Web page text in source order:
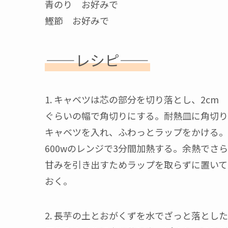
青のり お好みで
鰹節 お好みで
——レシピ——
1. キャベツは芯の部分を切り落とし、2cm
ぐらいの幅で角切りにする。耐熱皿に角切り
キャベツを入れ、ふわっとラップをかける。
600wのレンジで3分間加熱する。余熱でさ
甘みを引き出すためラップを取らずに置いて
おく。
2. 長芋の土とおがくずを水でざっと落とした